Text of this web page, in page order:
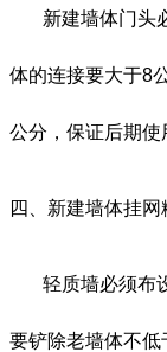
新建墙体门头
体的连接要大于8
公分，保证后期使
四、新建墙体挂网
轻质墙必须布
要铲除老墙体不低